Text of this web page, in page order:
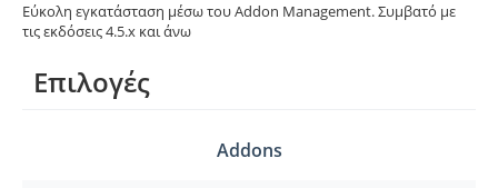
Εύκολη εγκατάσταση μέσω του Addon Management. Συμβατό με
τις εκδόσεις 4.5.x και άνω
Επιλογές
Addons